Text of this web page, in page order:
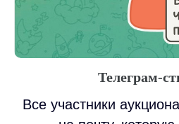
Телеграм-
Все участники